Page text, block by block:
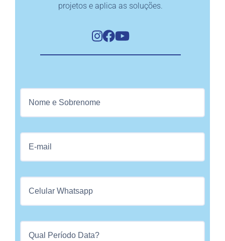
projetos e aplica as soluções.